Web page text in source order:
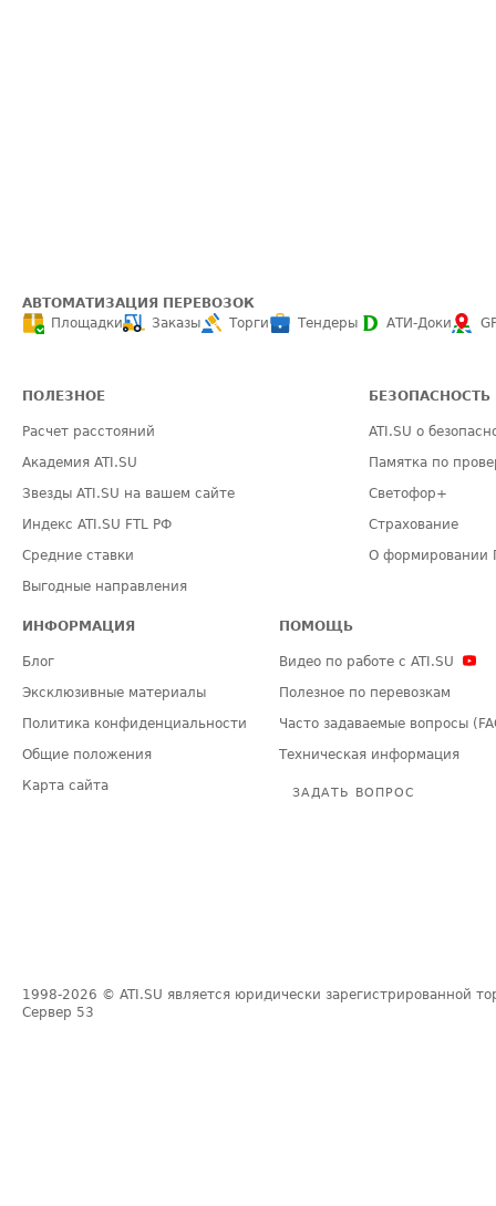
АВТОМАТИЗАЦИЯ ПЕРЕВОЗОК
Площадки
Заказы Торги Тендеры АТИ-Доки
ПОЛЕЗНОЕ
Расчет расстояний
Академия ATI.SU
Звезды ATI.SU на вашем сайте
Индекс ATI.SU FTL РФ
Средние ставки
Выгодные направления
БЕЗОПАСНОСТЬ
ATI.SU о
Памятка по
Светофор+
Страхование
О формировании
ИНФОРМАЦИЯ
Блог
Эксклюзивные материалы
Политика конфиденциальности
Общие положения
Карта сайта
ПОМОЩЬ
Видео по работе с ATI.SU
Полезное по перевозкам
Часто задаваемые вопросы
Техническая информация
ЗАДАТЬ ВОПРОС
1998-2026 © ATI.SU является юридически зарегистрированной
Сервер 53